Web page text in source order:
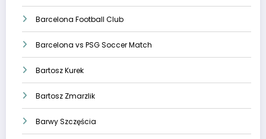
Barcelona Football Club
Barcelona vs PSG Soccer Match
Bartosz Kurek
Bartosz Zmarzlik
Barwy Szczęścia